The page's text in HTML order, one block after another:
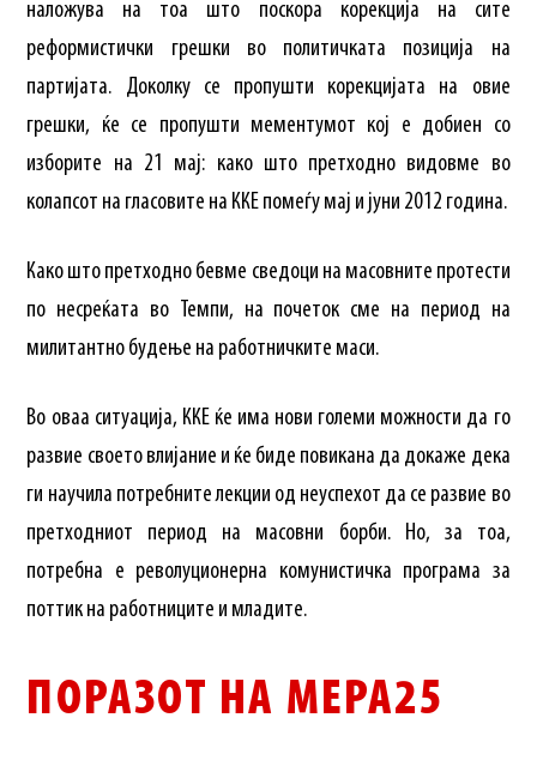
наложува на тоа што поскора корекција на сите
реформистички грешки во политичката позиција на
партијата. Доколку се пропушти корекцијата на овие
грешки, ќе се пропушти мементумот кој е добиен со
изборите на 21 мај: како што претходно видовме во
колапсот на гласовите на ККЕ помеѓу мај и јуни 2012 година.
Како што претходно бевме сведоци на масовните протести
по несреќата во Темпи, на почеток сме на период на
милитантно будење на работничките маси.
Во оваа ситуација, ККЕ ќе има нови големи можности да го
развие своето влијание и ќе биде повикана да докаже дека
ги научила потребните лекции од неуспехот да се развие во
претходниот период на масовни борби. Но, за тоа,
потребна е револуционерна комунистичка програма за
поттик на работниците и младите.
ПОРАЗОТ НА МЕРА25